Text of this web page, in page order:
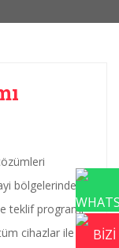
bölgelerindeki
teklif programı
cihazlar ile